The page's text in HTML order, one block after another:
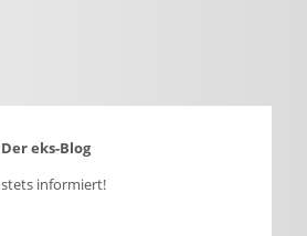
Der eks-Blog
stets informiert!